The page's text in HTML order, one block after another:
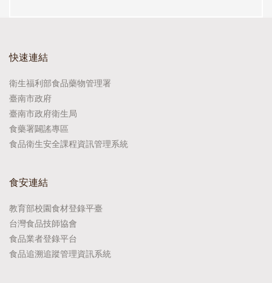
快速連結
衛生福利部食品藥物管理署
臺南市政府
臺南市政府衛生局
食藥署闢謠專區
食品衛生安全課程資訊管理系統
食安連結
教育部校園食材登錄平臺
台灣食品技師協會
食品業者登錄平台
食品追溯追蹤管理資訊系統